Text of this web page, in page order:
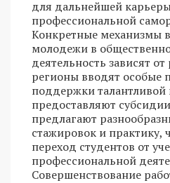
для дальнейшей
профессиональной
Конкретные механизмы
молодежи в
деятельность зависят
регионы вводят особые
поддержки
предоставляют
предлагают
стажировок и практику,
переход студентов от
профессиональной
Совершенствование